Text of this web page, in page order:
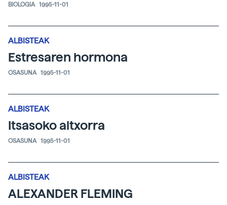
BIOLOGIA 1995-11-01
ALBISTEAK
Estresaren hormona
OSASUNA 1995-11-01
ALBISTEAK
Itsasoko altxorra
OSASUNA 1995-11-01
ALBISTEAK
ALEXANDER FLEMING